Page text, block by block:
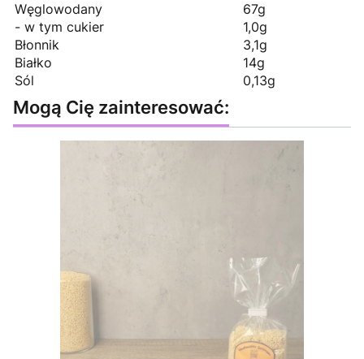
Węglowodany
67g
- w tym cukier
1,0g
Błonnik
3,1g
Białko
14g
Sól
0,13g
Mogą Cię zainteresować: